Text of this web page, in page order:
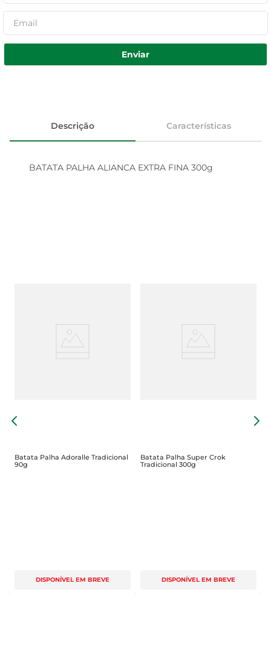
Enviar
Descrição Características
BATATA PALHA ALIANCA EXTRA FINA 300g
Batata Palha Adoralle Tradicional
90g
DISPONÍVEL EM BREVE
Batata Palha Super Crok
Tradicional 300g
DISPONÍVEL EM BREVE